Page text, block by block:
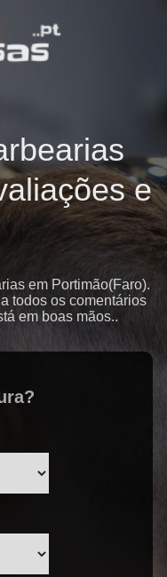
e
em Portimão(Faro).
todos os comentários
em boas mãos..